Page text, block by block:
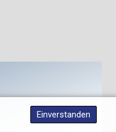
Einverstanden